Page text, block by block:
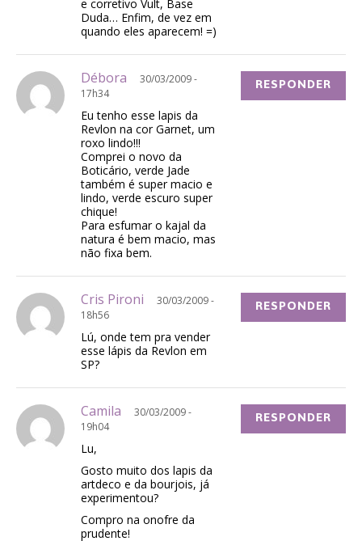
e corretivo Vult, Base
Duda… Enfim, de vez em
quando eles aparecem! =)
Débora
30/03/2009 -
17h34
Eu tenho esse lapis da
Revlon na cor Garnet, um
roxo lindo!!!
Comprei o novo da
Boticário, verde Jade
também é super macio e
lindo, verde escuro super
chique!
Para esfumar o kajal da
natura é bem macio, mas
não fixa bem.
RESPONDER
Cris Pironi
30/03/2009 -
18h56
Lú, onde tem pra vender
esse lápis da Revlon em
SP?
RESPONDER
Camila
30/03/2009 -
19h04
Lu,
Gosto muito dos lapis da
artdeco e da bourjois, já
experimentou?
Compro na onofre da
prudente!
RESPONDER